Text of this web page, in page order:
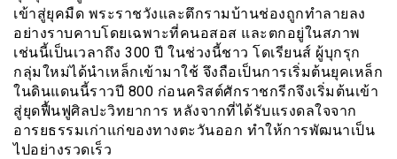
เข้าสู่ยุคมืด พระราชวังและตึกรามบ้านช่องถูกทำลายลง
อย่างราบคาบโดยเฉพาะที่คนอสอส และตกอยู่ในสภาพ
เช่นนี้เป็นเวลาถึง 300 ปี ในช่วงนี้ชาว โดเรียนส์ ผู้บุกรุก
กลุ่มใหม่ได้นำเหล็กเข้ามาใช้ จึงถือเป็นการเริ่มต้นยุคเหล็ก
ในดินแดนนี้ราวปี 800 ก่อนคริสต์ศักราชกรีกจึงเริ่มต้นเข้า
สู่ยุดฟื้นฟูศิลปะวิทยาการ หลังจากที่ได้รับแรงดลใจจาก
อารยธรรมเก่าแก่ของทางตะวันออก ทำให้การพัฒนาเป็น
ไปอย่างรวดเร็ว